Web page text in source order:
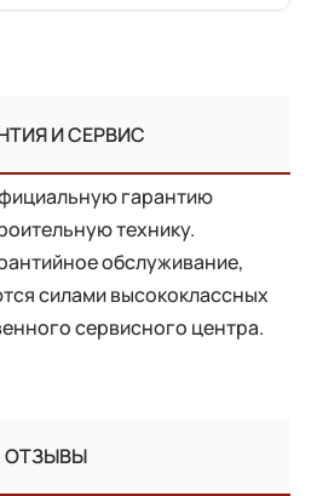
И СЕРВИС
гарантию
технику.
обслуживание,
силами высококлассных
сервисного центра.
ОТЗЫВЫ